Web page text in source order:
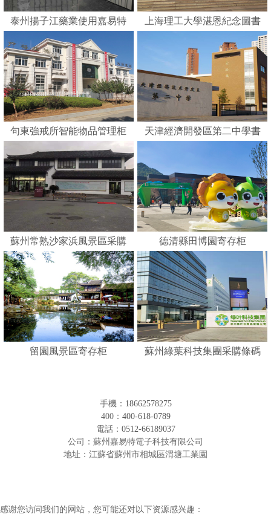
泰州揚子江藥業使用嘉易特
刷卡智能柜
上海理工大學湛恩紀念圖書
句東強戒所智能物品管理柜
天津經濟開發區第二中學書
蘇州常熟沙家浜風景區采購
人臉識別寄存柜
德清縣田博園寄存柜
留園風景區寄存柜
蘇州綠葉科技集團采購條碼
手機： 18662578275
400： 400-618-0789
電話： 0512-66189037
公司：蘇州嘉易特電子科技有限公司
地址：江蘇省蘇州市相城區渭塘工業園
感谢您访问我们的网站，您可能还对以下资源感兴趣：